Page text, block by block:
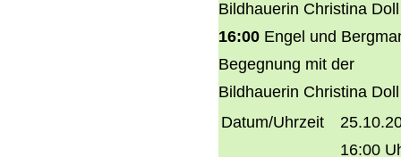
Bildhauerin Christina Doll
16:00 Engel und
Begegnung mit der
Bildhauerin Christina Doll
Datum/Uhrzeit
16:00